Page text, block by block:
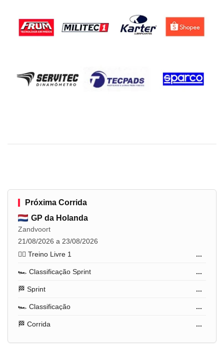
Próxima Corrida
GP da Holanda
Zandvoort
21/08/2026 a 23/08/2026
🏋️‍♂️ Treino Livre 1
...
🏎️ Classificação Sprint ...
🏁 Sprint ...
🏎️ Classificação ...
🏁 Corrida ...